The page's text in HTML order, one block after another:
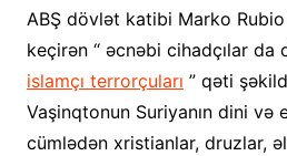
ABŞ dövlət katibi Marko
keçirən “ əcnəbi cihadçılar da
islamçı terrorçuları ” qəti
Vaşinqtonun Suriyanın dini və
cümlədən xristianlar, druzlar,